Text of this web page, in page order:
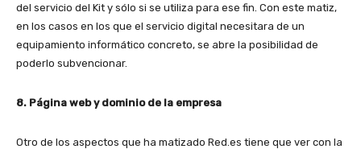
del servicio del Kit y sólo si se utiliza para ese fin. Con este matiz,
en los casos en los que el servicio digital necesitara de un
equipamiento informático concreto, se abre la posibilidad de
poderlo subvencionar.
8. Página web y dominio de la empresa
Otro de los aspectos que ha matizado Red.es tiene que ver con la